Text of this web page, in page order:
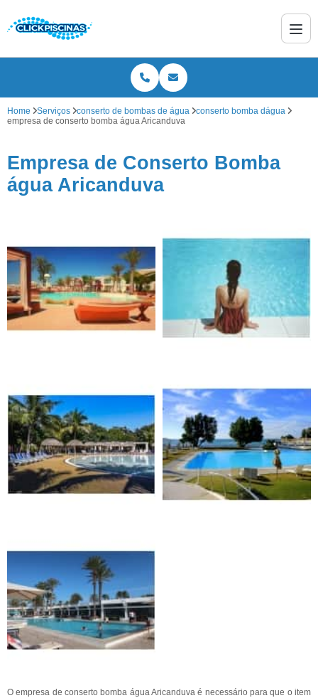
Home Serviços conserto de bombas de água
conserto bomba dágua
empresa de conserto bomba água Aricanduva
Empresa de Conserto Bomba
água Aricanduva
O empresa de conserto bomba água Aricanduva é necessário para que o item